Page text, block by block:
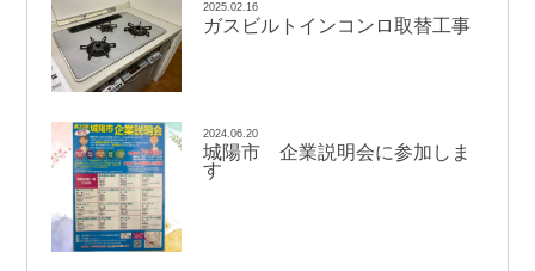
2025.02.16
ガスビルトインコンロ取替工事
2024.06.20
城陽市 企業説明会に参加しま
す